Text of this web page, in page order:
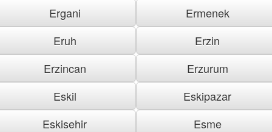
Ergani
Ermenek
Eruh
Erzin
Erzincan
Erzurum
Eskil
Eskipazar
Eskisehir
Esme